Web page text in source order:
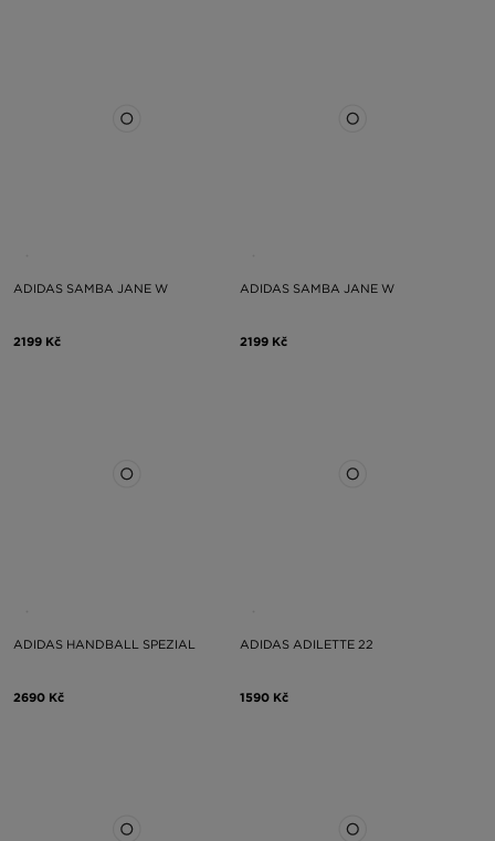
ADIDAS SAMBA JANE W
2199 Kč
ADIDAS SAMBA JANE W
2199 Kč
ADIDAS HANDBALL SPEZIAL
2690 Kč
ADIDAS ADILETTE 22
1590 Kč